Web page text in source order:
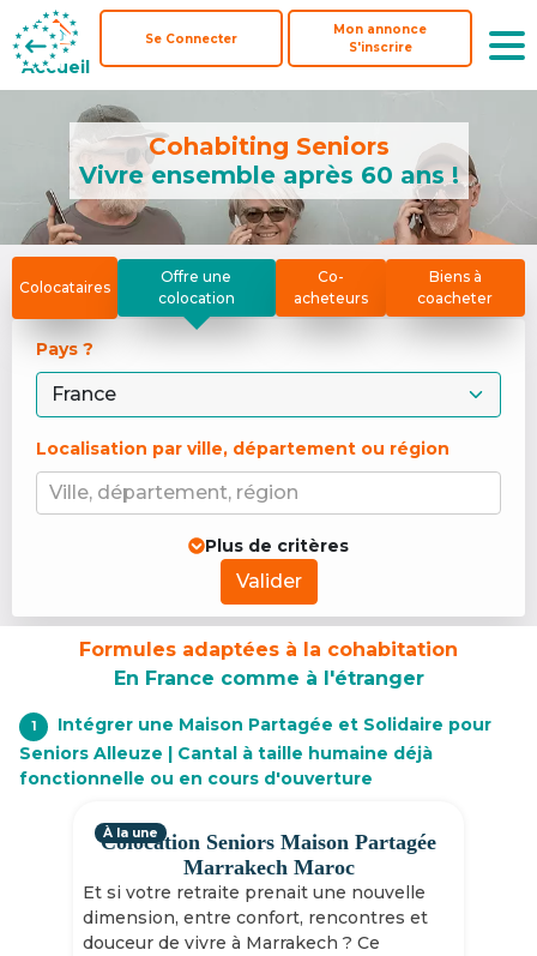
Accueil
Se Connecter
Mon annonce
S'inscrire
Accueil
Se Connecter
Mon annonce
S'inscrire
Cohabiting Seniors
Vivre ensemble après 60 ans !
Colocataires
Offre une
colocation
Co-
acheteurs
Biens à
coacheter
Pays ?
Localisation par ville, département ou région
Ville, département, région
Plus de critères
Valider
Formules adaptées à la cohabitation
En France comme à l'étranger
1
Intégrer une Maison Partagée et Solidaire pour
Seniors Alleuze | Cantal à taille humaine déjà
fonctionnelle ou en cours d'ouverture
Colocation Seniors Maison Partagée
Marrakech Maroc
Et si votre retraite prenait une nouvelle
dimension, entre confort, rencontres et
douceur de vivre à Marrakech ? Ce
À la une